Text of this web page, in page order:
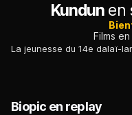
Kundun en
Films
Biopic en replay